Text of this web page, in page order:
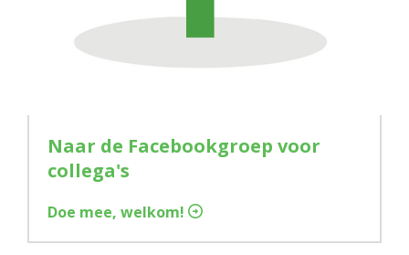
Naar de Facebookgroep voor
collega's
Doe mee, welkom!